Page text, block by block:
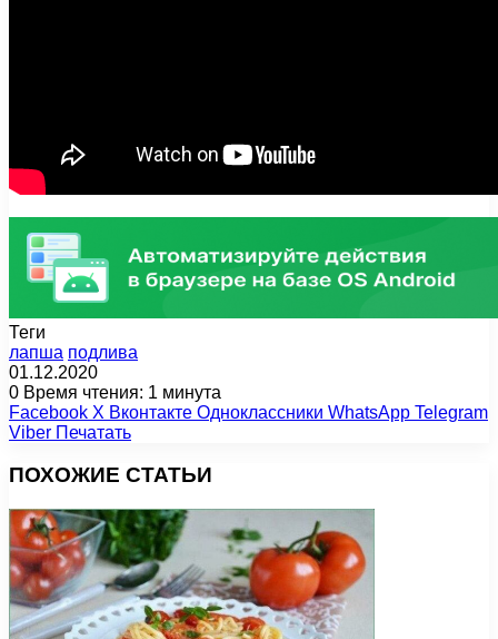
Теги
лапша подлива
01.12.2020
0 Время чтения: 1 минута
Facebook X Вконтакте Одноклассники WhatsApp Telegram
Viber Печатать
ПОХОЖИЕ СТАТЬИ